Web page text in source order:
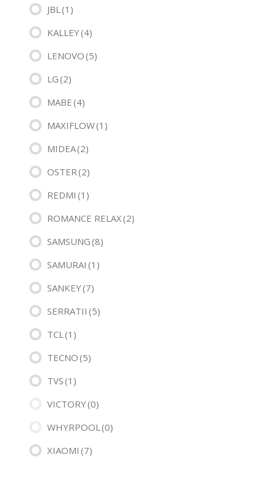
JBL (1)
KALLEY(4)
LENOVO(5)
LG(2)
MABE(4)
MAXIFLOW(1)
MIDEA(2)
OSTER(2)
REDMI (1)
ROMANCE RELAX(2)
SAMSUNG(8)
SAMURAI (1)
SANKEY(7)
SERRATII (5)
TCL (1)
TECNO(5)
TVS(1)
VICTORY(0)
WHYRPOOL (0)
XIAOMI (7)